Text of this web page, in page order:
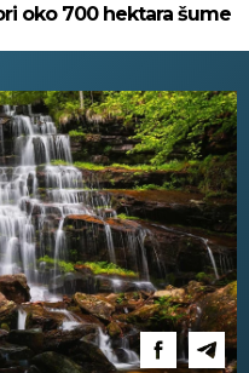
oko 700 hektara šume